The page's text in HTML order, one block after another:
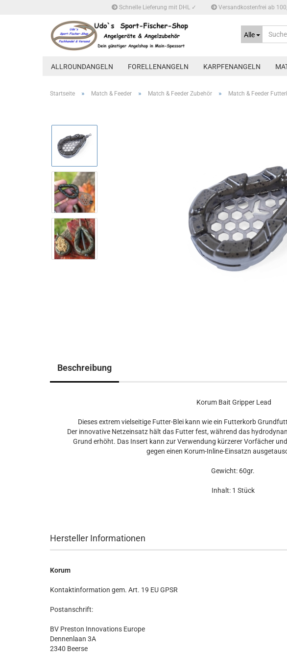
Schnelle Lieferung mit DHL ✓ Versandkostenfrei ab
Alle
ALLROUNDANGELN FORELLENANGELN KARPFENANGELN
Startseite » Match & Feeder » Match & Feeder Zubehör » Match & Feeder
Beschreibung
Korum Bait Gripper Lead
Dieses extrem vielseitige Futter-Blei kann wie ein Futterkorb
Der innovative Netzeinsatz hält das Futter fest, während das
Grund erhöht. Das Insert kann zur Verwendung kürzerer Vorfächer
gegen einen Korum-Inline-Einsatzn
Gewicht: 60gr.
Inhalt: 1 Stück
Hersteller Informationen
Korum
Kontaktinformation gem. Art. 19 EU GPSR
Postanschrift:
BV Preston Innovations Europe
Dennenlaan 3A
2340 Beerse